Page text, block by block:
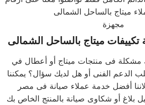
ميتاج بالساحل الشمالى
مجهزة
تكييفات ميتاج بالساحل الشمالى
مشكلة فى منتجات ميتاج أو أعطال في
الدعم الفنى أو هل لديك سؤال؟ يمكننا
أو شكاوى صيانة بالمنتج الخاص بك